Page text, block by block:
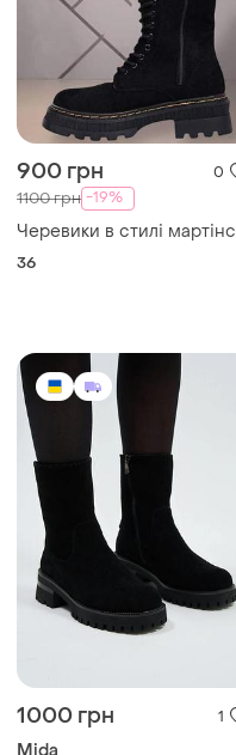
900 грн 0
1100 грн -19%
Черевики в стилі мартінс
36
1000 грн 1